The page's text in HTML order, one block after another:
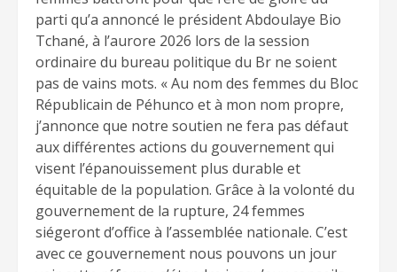
parti qu’a annoncé le président Abdoulaye Bio
Tchané, à l’aurore 2026 lors de la session
ordinaire du bureau politique du Br ne soient
pas de vains mots. « Au nom des femmes du Bloc
Républicain de Péhunco et à mon nom propre,
j’annonce que notre soutien ne fera pas défaut
aux différentes actions du gouvernement qui
visent l’épanouissement plus durable et
équitable de la population. Grâce à la volonté du
gouvernement de la rupture, 24 femmes
siégeront d’office à l’assemblée nationale. C’est
avec ce gouvernement nous pouvons un jour